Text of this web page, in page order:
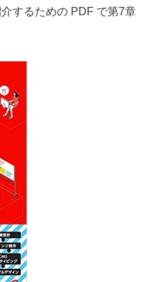
するための PDF で第7章